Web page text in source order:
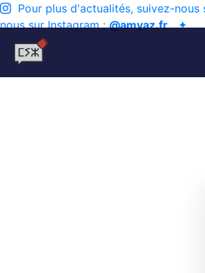
Pour plus d'actualités, suivez-nous
nous sur Instagram :@amyaz.fr✦